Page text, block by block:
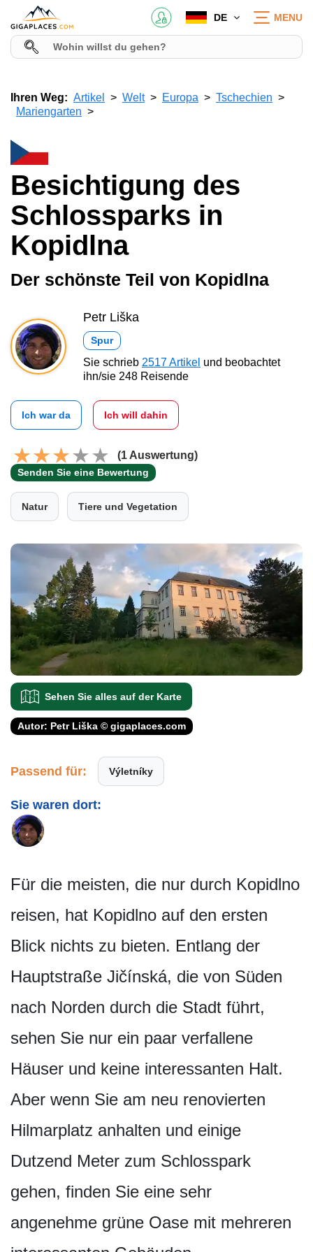
DE MENU
Ihren Weg: Artikel Welt Europa
Tschechien
Mariengarten
Besichtigung des
Schlossparks in
Kopidlna
Der schönste Teil von Kopidlna
Petr Liška
Spur
Sie schrieb 2517 Artikel und beobachtet
ihn/sie 248 Reisende
Ich war da Ich will dahin
(1 Auswertung)
Senden Sie eine Bewertung
Natur Tiere und Vegetation
Sehen Sie alles auf der Karte
Autor: Petr Liška © gigaplaces.com
Passend für: Výletníky
Sie waren dort:
Für die meisten, die nur durch Kopidlno
reisen, hat Kopidlno auf den ersten
Blick nichts zu bieten. Entlang der
Hauptstraße Jičínská, die von Süden
nach Norden durch die Stadt führt,
sehen Sie nur ein paar verfallene
Häuser und keine interessanten Halt.
Aber wenn Sie am neu renovierten
Hilmarplatz anhalten und einige
Dutzend Meter zum Schlosspark
gehen, finden Sie eine sehr
angenehme grüne Oase mit mehreren